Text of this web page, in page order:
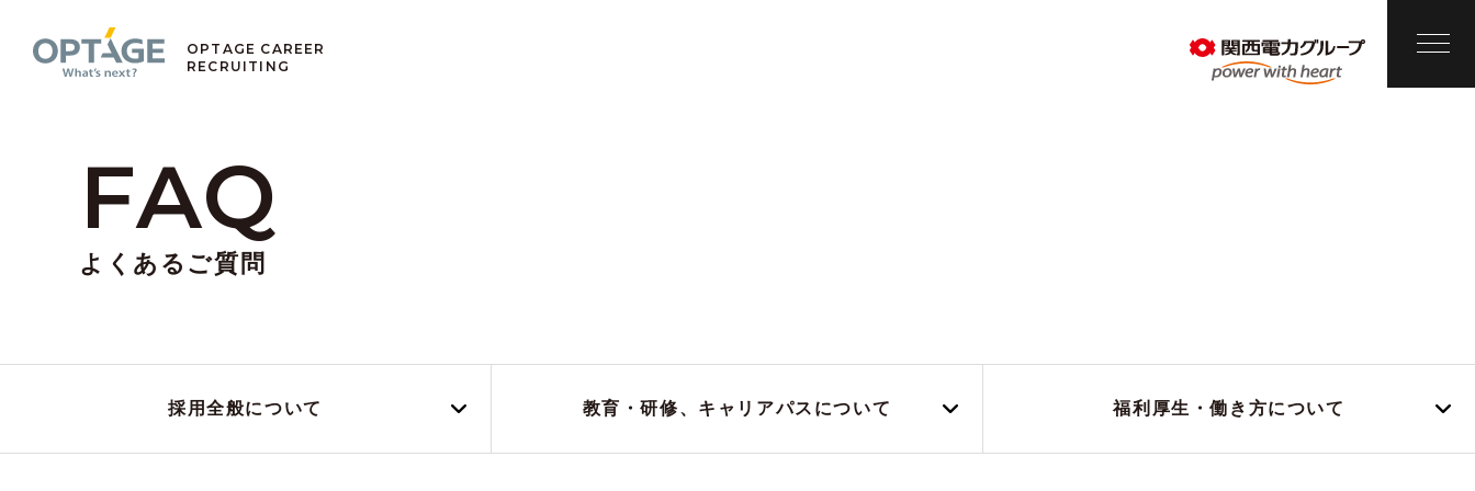
OPTAGE CAREER
RECRUITING
FAQ
よくあるご質問
採用全般について 教育・研修、 キャリアパスについて 福利厚生・働き方について